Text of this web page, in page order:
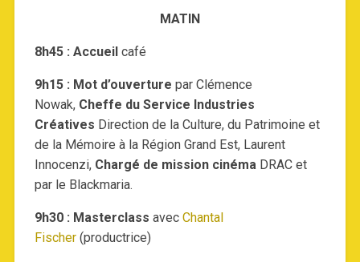
MATIN
8h45 : Accueil café
9h15 : Mot d’ouverture par Clémence
Nowak, Cheffe du Service Industries
Créatives Direction de la Culture, du Patrimoine et
de la Mémoire à la Région Grand Est, Laurent
Innocenzi, Chargé de mission cinémaDRAC et
par le Blackmaria.
9h30 : Masterclass avec Chantal
Fischer(productrice)